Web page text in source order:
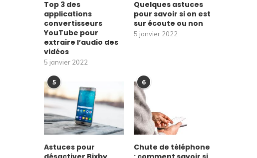
Top 3 des
applications
convertisseurs
YouTube pour
extraire l’audio des
vidéos
5 janvier 2022
Quelques astuces
pour savoir si on est
sur écoute ou non
5 janvier 2022
5
Astuces pour
6
Chute de téléphone